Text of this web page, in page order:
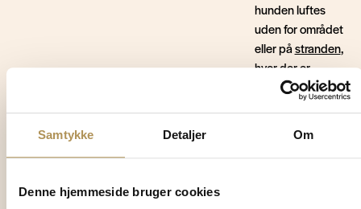
Samtykke Detaljer Om
Denne hjemmeside bruger cookies
hunden luftes
uden for området
eller påstranden,
hvor der er
masser af plads
til gode gåture i